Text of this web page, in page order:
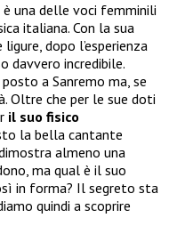
è una delle voci femminili
italiana. Con la sua
dopo l’esperienza
davvero incredibile.
a Sanremo ma, se
Oltre che per le sue doti
il suo fisico
la bella cantante
almeno una
ma qual è il suo
in forma? Il segreto sta
quindi a scoprire